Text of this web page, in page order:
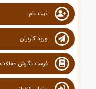
ثبت نام
ورود کاربران
فرمت نگارش مقالات